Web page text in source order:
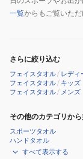
一覧からもご覧いた
さらに絞り込む
フェイスタオル/ レディ
フェイスタオル/ キッズ
フェイスタオル/ メンズ
その他のカテゴリか
スポーツタオル
ハンドタオル
すべて表示する